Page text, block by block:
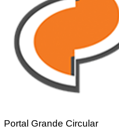
Portal Grande Circular